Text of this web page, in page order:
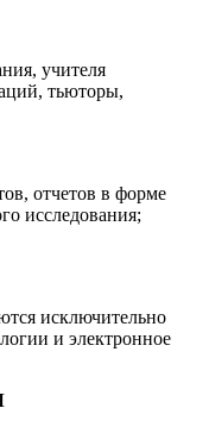
учителя
тьюторы,
отчетов в форме
исследования;
исключительно
и электронное